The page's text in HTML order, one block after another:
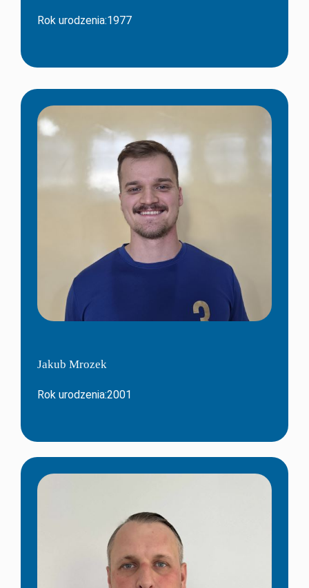
Rok urodzenia:1977
Jakub Mrozek
Rok urodzenia:2001